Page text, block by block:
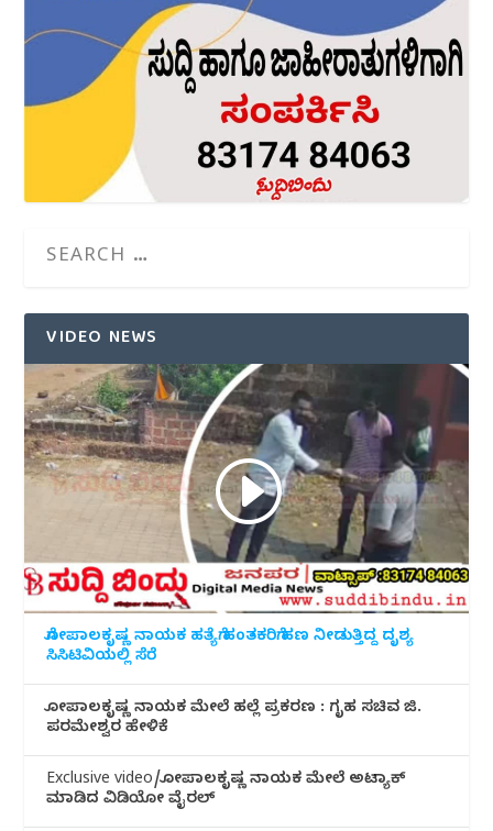
VIDEO NEWS
ಗೋಪಾಲಕೃಷ್ಣ ನಾಯಕ ಹತ್ಯೆಗೆ ಹಂತಕರಿಗೆ ಹಣ ನೀಡುತ್ತಿದ್ದ ದೃಶ್ಯ
ಸಿಸಿಟಿವಿಯಲ್ಲಿ ಸೆರೆ
ಗೋಪಾಲಕೃಷ್ಣ ನಾಯಕ ಮೇಲೆ ಹಲ್ಲೆ ಪ್ರಕರಣ : ಗೃಹ ಸಚಿವ ಜಿ.
ಪರಮೇಶ್ವರ ಹೇಳಿಕೆ
Exclusive video/ಗೋಪಾಲಕೃಷ್ಣ ನಾಯಕ ಮೇಲೆ ಅಟ್ಯಾಕ್
ಮಾಡಿದ ವಿಡಿಯೋ ವೈರಲ್